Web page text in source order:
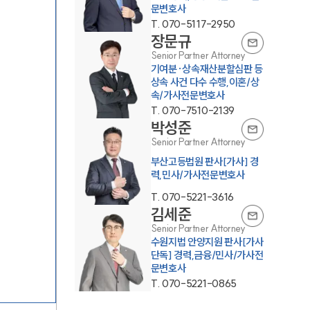
그룹소개
그룹소개
대륜의 강점
오시는 길
글로벌 파트너 로펌
고객의 소리
통합검색
문변호사
T. 070-5117-2950
장문규
Senior Partner Attorney
기여분·상속재산분할심판 등
상속 사건 다수 수행,이혼/상
속/가사전문변호사
T. 070-7510-2139
박성준
Senior Partner Attorney
부산고등법원 판사[가사] 경
력,민사/가사전문변호사
T. 070-5221-3616
김세준
Senior Partner Attorney
수원지법 안양지원 판사[가사
단독] 경력,금융/민사/가사전
문변호사
T. 070-5221-0865